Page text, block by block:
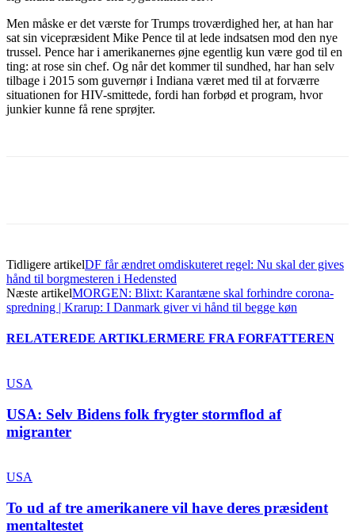
Men måske er det værste for Trumps troværdighed her, at han har
sat sin vicepræsident Mike Pence til at lede indsatsen mod den nye
trussel. Pence har i amerikanernes øjne egentlig kun være god til en
ting: at rose sin chef. Og når det kommer til sundhed, har han selv
tilbage i 2015 som guvernør i Indiana været med til at forværre
situationen for HIV-smittede, fordi han forbød et program, hvor
junkier kunne få rene sprøjter.
Tidligere artikelDF får ændret omdiskuteret regel: Nu skal der gives
hånd til borgmesteren i Hedensted
Næste artikelMORGEN: Blixt: Karantæne skal forhindre corona-
spredning | Krarup: I Danmark giver vi hånd til begge køn
RELATEREDE ARTIKLERMERE FRA FORFATTEREN
USA
USA: Selv Bidens folk frygter stormflod af
migranter
USA
To ud af tre amerikanere vil have deres præsident
mentaltestet